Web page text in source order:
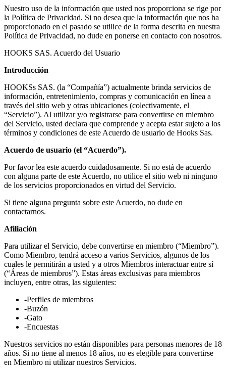
Nuestro uso de la información que usted nos proporciona se rige por
la Política de Privacidad. Si no desea que la información que nos ha
proporcionado en el pasado se utilice de la forma descrita en nuestra
Política de Privacidad, no dude en ponerse en contacto con nosotros.
HOOKS SAS. Acuerdo del Usuario
Introducción
HOOKSs SAS. (la “Compañía”) actualmente brinda servicios de
información, entretenimiento, compras y comunicación en línea a
través del sitio web y otras ubicaciones (colectivamente, el
“Servicio”). Al utilizar y/o registrarse para convertirse en miembro
del Servicio, usted declara que comprende y acepta estar sujeto a los
términos y condiciones de este Acuerdo de usuario de Hooks Sas.
Acuerdo de usuario (el “Acuerdo”).
Por favor lea este acuerdo cuidadosamente. Si no está de acuerdo
con alguna parte de este Acuerdo, no utilice el sitio web ni ninguno
de los servicios proporcionados en virtud del Servicio.
Si tiene alguna pregunta sobre este Acuerdo, no dude en
contactarnos.
Afiliación
Para utilizar el Servicio, debe convertirse en miembro (“Miembro”).
Como Miembro, tendrá acceso a varios Servicios, algunos de los
cuales le permitirán a usted y a otros Miembros interactuar entre sí
(“Áreas de miembros”). Estas áreas exclusivas para miembros
incluyen, entre otras, las siguientes:
-Perfiles de miembros
-Buzón
-Gato
-Encuestas
Nuestros servicios no están disponibles para personas menores de 18
años. Si no tiene al menos 18 años, no es elegible para convertirse
en Miembro ni utilizar nuestros Servicios.